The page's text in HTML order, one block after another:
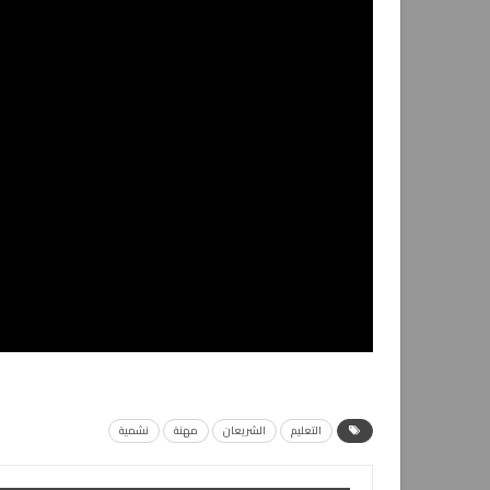
التعليم الشريعان مهنة نشمية